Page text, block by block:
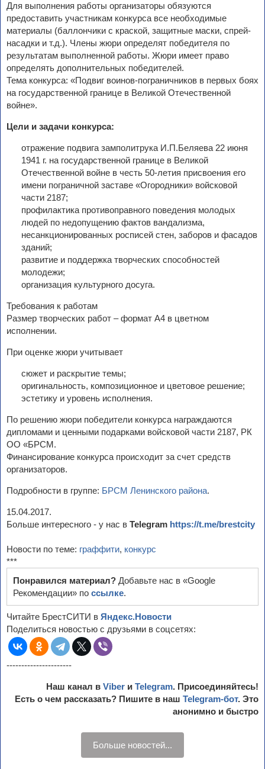
Для выполнения работы организаторы обязуются
предоставить участникам конкурса все необходимые
материалы (баллончики с краской, защитные маски, спрей-
насадки и т.д.). Члены жюри определят победителя по
результатам выполненной работы. Жюри имеет право
определять дополнительных победителей.
Тема конкурса: «Подвиг воинов-пограничников в первых боях
на государственной границе в Великой Отечественной
войне».
Цели и задачи конкурса:
отражение подвига замполитрука И.П.Беляева 22 июня
1941 г. на государственной границе в Великой
Отечественной войне в честь 50-летия присвоения его
имени пограничной заставе «Огородники» войсковой
части 2187;
профилактика противоправного поведения молодых
людей по недопущению фактов вандализма,
несанкционированных росписей стен, заборов и фасадов
зданий;
развитие и поддержка творческих способностей
молодежи;
организация культурного досуга.
Требования к работам
Размер творческих работ – формат А4 в цветном
исполнении.
При оценке жюри учитывает
сюжет и раскрытие темы;
оригинальность, композиционное и цветовое решение;
эстетику и уровень исполнения.
По решению жюри победители конкурса награждаются
дипломами и ценными подарками войсковой части 2187, РК
ОО «БРСМ.
Финансирование конкурса происходит за счет средств
организаторов.
Подробности в группе: БРСМ Ленинского района.
15.04.2017.
Больше интересного - у нас в Telegram https://t.me/brestcity
Новости по теме: граффити, конкурс
***
Понравился материал? Добавьте нас в «Google
Рекомендации» по ссылке.
Читайте БрестСИТИ в Яндекс.Новости
Поделиться новостью с друзьями в соцсетях:
----------------------
Наш канал в Viber и Telegram. Присоединяйтесь!
Есть о чем рассказать? Пишите в наш Telegram-бот. Это
анонимно и быстро
Больше новостей...